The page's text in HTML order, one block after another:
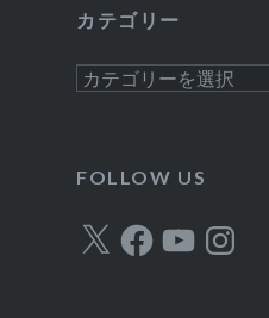
ブ
カテゴリー
カ
ー
FOLLOW US
X FacebookYouTubeInstagram